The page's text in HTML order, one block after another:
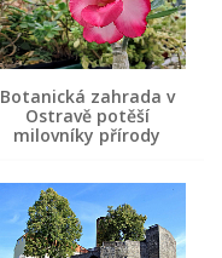
Botanická zahrada v
Ostravě potěší
milovníky přírody